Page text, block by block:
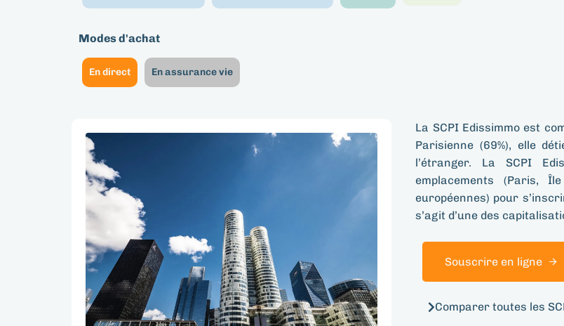
Modes d'achat
En direct En assurance vie
La SCPI Edissimmo​ est
Parisienne (69%), elle
l’étranger. La SCPI
emplacements (Paris,
européennes) pour
s’agit d’une des
Souscrire en ligne
Comparer toutes les